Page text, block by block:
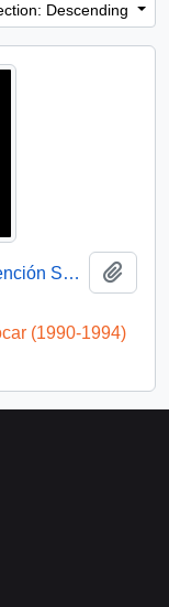
Descending
Discurso Presidente Aylwin en Convención Santiago: Video
(1990-1994)